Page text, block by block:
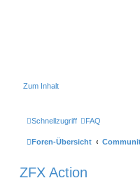
Zum Inhalt
Schnellzugriff FAQ
Foren-Übersicht
ZFX Action